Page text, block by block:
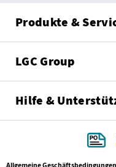
Produkte &
LGC Group
Hilfe &
Allgemeine Geschäftsbedingungen